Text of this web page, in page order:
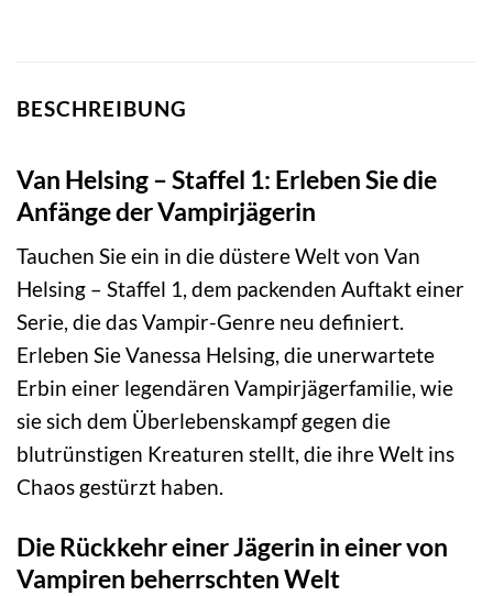
BESCHREIBUNG
Van Helsing – Staffel 1: Erleben Sie die
Anfänge der Vampirjägerin
Tauchen Sie ein in die düstere Welt von Van
Helsing – Staffel 1, dem packenden Auftakt einer
Serie, die das Vampir-Genre neu definiert.
Erleben Sie Vanessa Helsing, die unerwartete
Erbin einer legendären Vampirjägerfamilie, wie
sie sich dem Überlebenskampf gegen die
blutrünstigen Kreaturen stellt, die ihre Welt ins
Chaos gestürzt haben.
Die Rückkehr einer Jägerin in einer von
Vampiren beherrschten Welt